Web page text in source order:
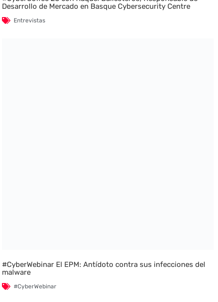
Desarrollo de Mercado en Basque Cybersecurity Centre
Entrevistas
#CyberWebinar El EPM: Antídoto contra sus infecciones del
malware
#CyberWebinar